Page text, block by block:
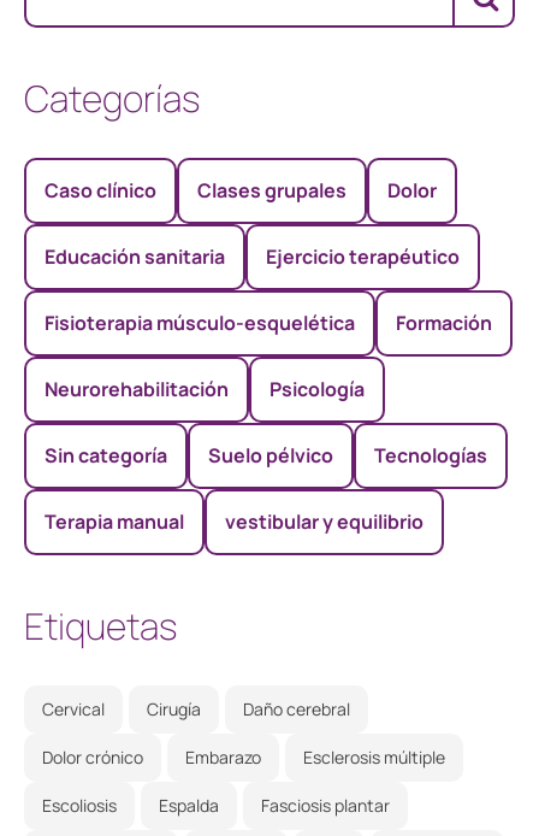
Categorías
Caso clínico Clases grupales Dolor
Educación sanitaria Ejercicio terapéutico
Fisioterapia músculo-esquelética Formación
Neurorehabilitación Psicología
Sin categoría Suelo pélvico Tecnologías
Terapia manual vestibular y equilibrio
Etiquetas
Cervical Cirugía Daño cerebral
Dolor crónico Embarazo Esclerosis múltiple
Escoliosis Espalda Fasciosis plantar